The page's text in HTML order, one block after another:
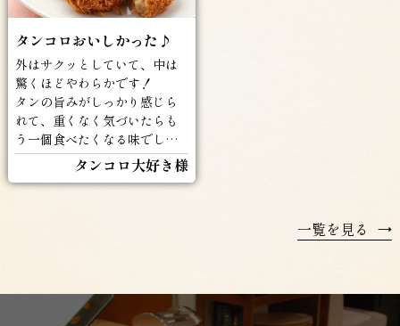
タンコロおいしかった♪
外はサクッとしていて、中は
驚くほどやわらかです！
タンの旨みがしっかり感じら
れて、重くなく気づいたらも
う一個食べたくなる味でした
(^^♪
タンコロ大好き様
一覧を見る →